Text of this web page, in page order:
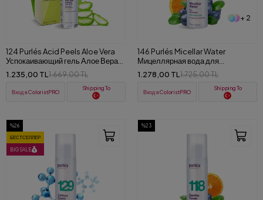
124 Purlés Acid Peels Aloe Vera
Успокаивающий гель Алое Вера
50 ml
1.235,00 TL 1.669,00 TL
Вход в ColoristPRO
Shipping To
+ 2
146 Purlés Micellar Water
Мицеллярная вода для
демакияжа для комбинорованной
кожи 200 ml
1.278,00 TL 1.725,00 TL
Вход в ColoristPRO
Shipping To
%26
БЕСТСЕЛЛЕР
BIG SALE
%23